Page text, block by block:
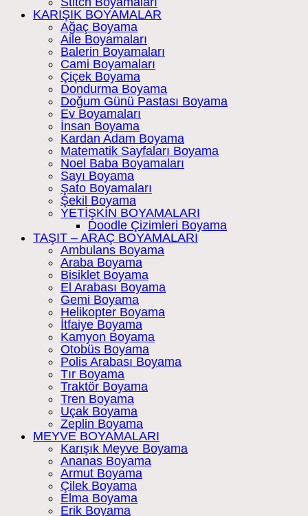
KARIŞIK BOYAMALAR
Ağaç Boyama
Aile Boyamaları
Balerin Boyamaları
Cami Boyamaları
Çiçek Boyama
Dondurma Boyama
Doğum Günü Pastası Boyama
Ev Boyamaları
İnsan Boyama
Kardan Adam Boyama
Matematik Sayfaları Boyama
Noel Baba Boyamaları
Sayı Boyama
Şato Boyamaları
Şekil Boyama
YETİŞKİN BOYAMALARI
Doodle Çizimleri Boyama
TAŞIT – ARAÇ BOYAMALARI
Ambulans Boyama
Araba Boyama
Bisiklet Boyama
El Arabası Boyama
Gemi Boyama
Helikopter Boyama
İtfaiye Boyama
Kamyon Boyama
Otobüs Boyama
Polis Arabası Boyama
Tır Boyama
Traktör Boyama
Tren Boyama
Uçak Boyama
Zeplin Boyama
MEYVE BOYAMALARI
Karışık Meyve Boyama
Ananas Boyama
Armut Boyama
Çilek Boyama
Elma Boyama
Erik Boyama